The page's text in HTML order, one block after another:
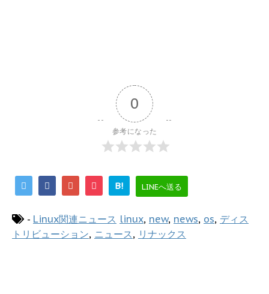
0
参考になった
B! LINEへ送る
- Linux関連ニュース linux, new, news, os, ディス
トリビューション, ニュース , リナックス